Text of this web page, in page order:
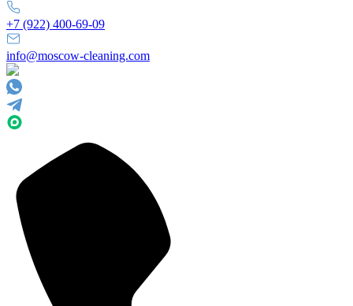
+7 (922) 400-69-09
info@moscow-cleaning.com